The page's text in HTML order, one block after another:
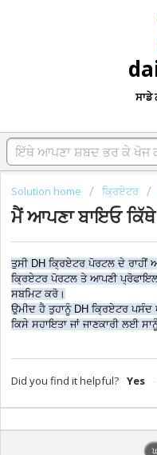
ਸਾਡੇ
Solution home ਕ੍ਰਿਏਟਰ
ਮੈਂ ਆਪਣਾ ਬਾਇਓ
ਤੁਸੀ DH ਕ੍ਰਿਏਟਰ ਪੋਰਟਲ ਦੇ
ਕ੍ਰਿਏਟਰ ਪੋਰਟਲ ਤੇ ਆਪਣੀ
ਸਬਮਿਟ ਕਰੋ।
ਉਮੀਦ ਹੈ ਤੁਹਾਨੂੰ DH ਕ੍ਰਿਏਟਰ ਪਸੰਦ
ਕਿਸੇ ਸਹਾਇਤਾ ਜਾਂ ਜਾਣਕਾਰੀ ਲਈ
Did you find it helpful? Yes